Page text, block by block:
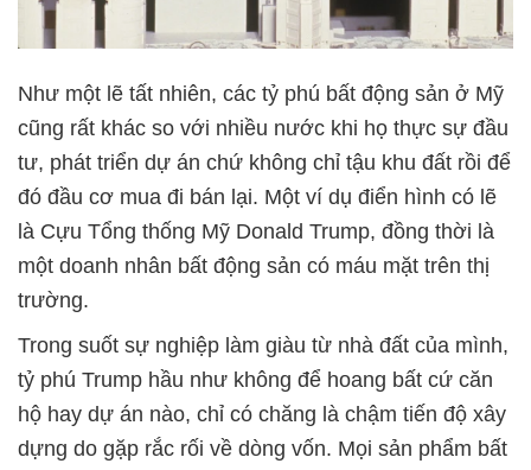
Như một lẽ tất nhiên, các tỷ phú bất động sản ở Mỹ
cũng rất khác so với nhiều nước khi họ thực sự đầu
tư, phát triển dự án chứ không chỉ tậu khu đất rồi để
đó đầu cơ mua đi bán lại. Một ví dụ điển hình có lẽ
là Cựu Tổng thống Mỹ Donald Trump, đồng thời là
một doanh nhân bất động sản có máu mặt trên thị
trường.
Trong suốt sự nghiệp làm giàu từ nhà đất của mình,
tỷ phú Trump hầu như không để hoang bất cứ căn
hộ hay dự án nào, chỉ có chăng là chậm tiến độ xây
dựng do gặp rắc rối về dòng vốn. Mọi sản phẩm bất